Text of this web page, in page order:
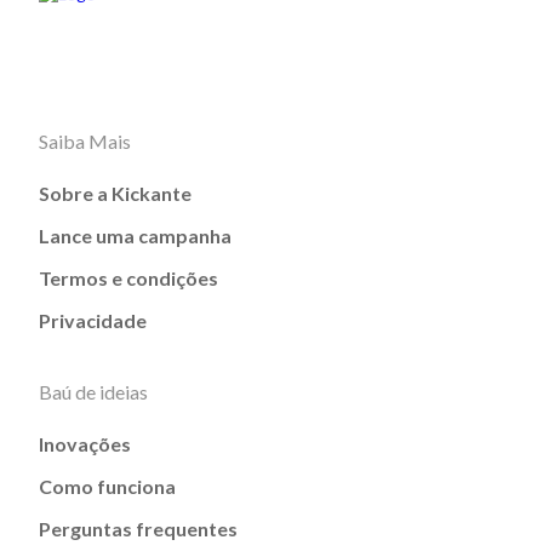
Saiba Mais
Sobre a Kickante
Lance uma campanha
Termos e condições
Privacidade
Baú de ideias
Inovações
Como funciona
Perguntas frequentes